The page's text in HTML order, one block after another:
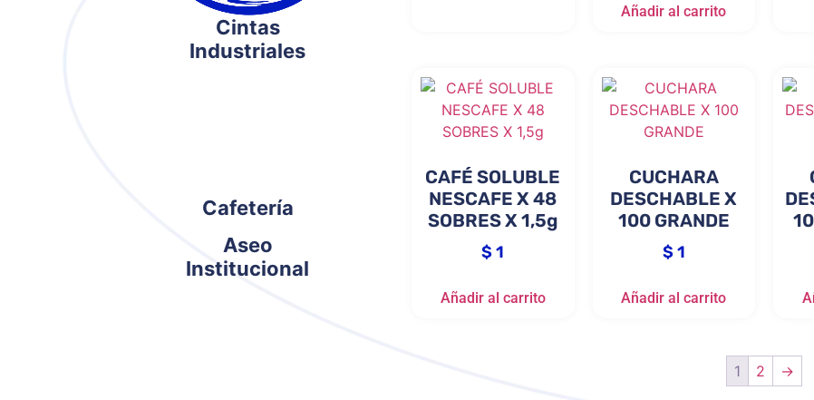
Cintas
Industriales
Cafetería
Aseo
Institucional
Añadir al carrito
CAFÉ SOLUBLE
NESCAFE X 48
SOBRES X 1,5g
$1
Añadir al carrito
CUCHARA
DESCHABLE X
100 GRANDE
$1
Añadir al carrito
1 2 →